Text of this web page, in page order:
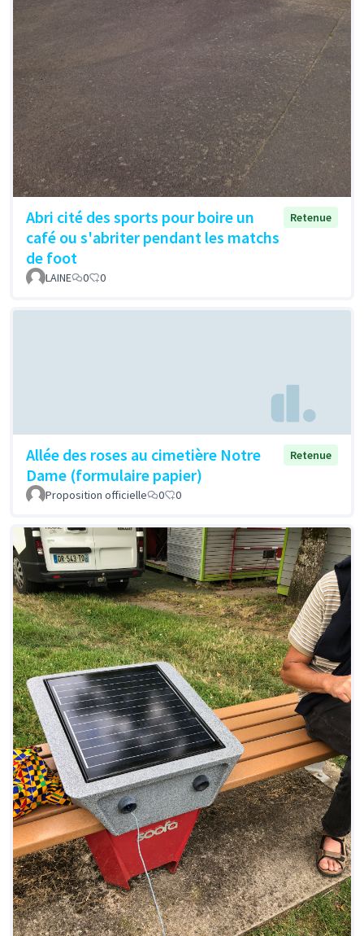
Abri cité des sports pour boire un
café ou s'abriter pendant les matchs
de foot
Retenue
LAINE 0 0
Allée des roses au cimetière Notre
Dame (formulaire papier)
Retenue
Proposition officielle 0 0